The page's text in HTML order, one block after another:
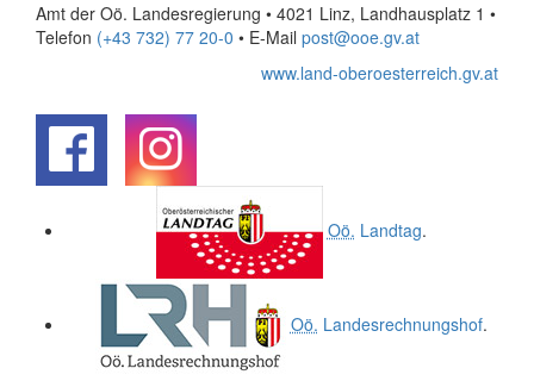
Amt der Oö. Landesregierung • 4021 Linz, Landhausplatz 1 •
Telefon (+43 732) 77 20-0 • E-Mail post@ooe.gv.at
www.land-oberoesterreich.gv.at
Oö. Landtag.
Oö. Landesrechnungshof.